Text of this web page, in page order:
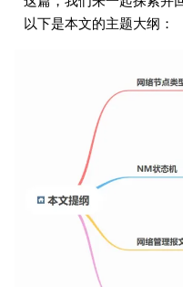
以下是本文的主题大纲：